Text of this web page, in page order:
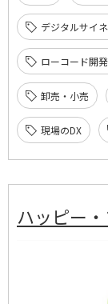
デジタルサイ
ローコード開
卸売・小売
現場のDX
ハッピー